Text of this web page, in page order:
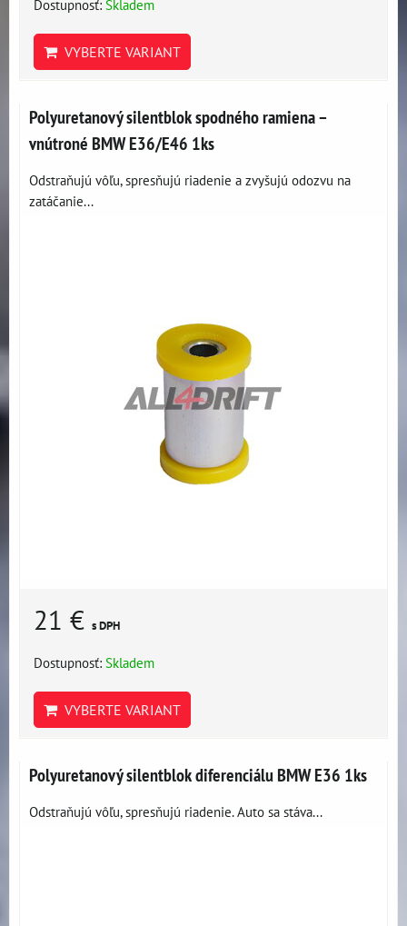
Dostupnosť: Skladem
VYBERTE VARIANT
Polyuretanový silentblok spodného ramiena –
vnútroné BMW E36/E46 1ks
Odstraňujú vôľu, spresňujú riadenie a zvyšujú odozvu na
zatáčanie...
21 € s DPH
Dostupnosť: Skladem
VYBERTE VARIANT
Polyuretanový silentblok diferenciálu BMW E36 1ks
Odstraňujú vôľu, spresňujú riadenie. Auto sa stáva...